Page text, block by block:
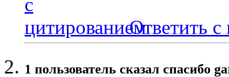
Ответить с
1 пользователь сказал cпасибо